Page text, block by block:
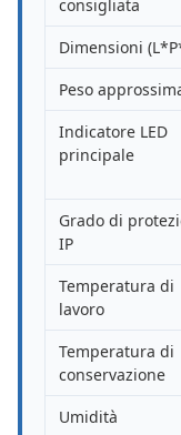
consigliata
Dimensioni
Peso
Indicatore LED
principale
Grado di
IP
Temperatura di
lavoro
Temperatura di
conservazione
Umidità